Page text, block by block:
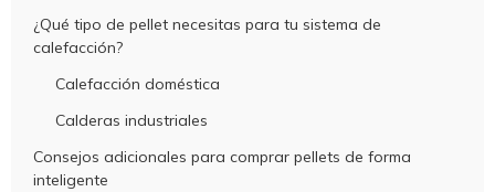
¿Qué tipo de pellet necesitas para tu sistema de
calefacción?
Calefacción doméstica
Calderas industriales
Consejos adicionales para comprar pellets de forma
inteligente